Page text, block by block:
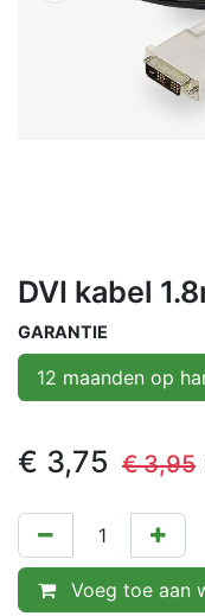
DVI kabel
GARANTIE
12 maanden op
€ 3,75 €3,95
Voeg toe aan